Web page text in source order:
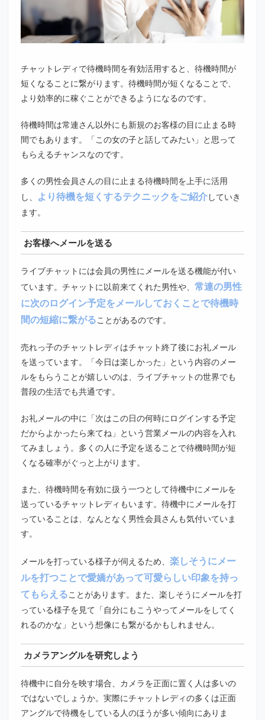
チャットレディで待機時間を有効活用すると、待機時間が
短くなることに繋がります。待機時間が短くなることで、
より効率的に稼ぐことができるようになるのです。
待機時間は常連さん以外にも新規のお客様の目に止まる時
間でもあります。「この女の子と話してみたい」と思って
もらえるチャンスなのです。
多くの男性会員さんの目に止まる待機時間を上手に活用
し、 より待機を短くするテクニックをご紹介していき
ます。
お客様へメールを送る
ライブチャットには会員の男性にメールを送る機能が付い
ています。チャットに以前来てくれた男性や、常連の男性
に次のログイン予定をメールしておくことで待機時
間の短縮に繋がることがあるのです。
売れっ子のチャットレディはチャット終了後にお礼メール
を送っています。「今日は楽しかった」という内容のメー
ルをもらうことが嬉しいのは、ライブチャットの世界でも
普段の生活でも共通です。
お礼メールの中に「次はこの日の何時にログインする予定
だからよかったら来てね」という営業メールの内容を入れ
てみましょう。多くの人に予定を送ることで待機時間が短
くなる確率がぐっと上がります。
また、待機時間を有効に扱う一つとして待機中にメールを
送っているチャットレディもいます。待機中にメールを打
っていることは、なんとなく男性会員さんも気付いていま
す。
メールを打っている様子が伺えるため、楽しそうにメー
ルを打つことで愛嬌があって可愛らしい印象を持っ
てもらえることがあります。また、楽しそうにメールを打
っている様子を見て「自分にもこうやってメールをしてく
れるのかな」という想像にも繋がるかもしれません。
カメラアングルを研究しよう
待機中に自分を映す場合、カメラを正面に置く人は多いの
ではないでしょうか。実際にチャットレディの多くは正面
アングルで待機をしている人のほうが多い傾向にありま